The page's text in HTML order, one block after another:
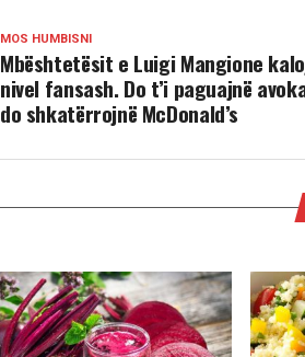
MOS HUMBISNI
Mbështetësit e Luigi Mangione
nivel fansash. Do t’i paguajnë
do shkatërrojnë McDonald’s